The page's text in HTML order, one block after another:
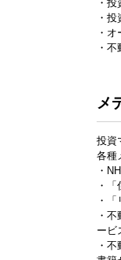
・
・
・
・
メ
投資
各種
・
・
・
・
ービ
・